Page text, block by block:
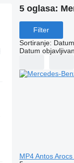
5 oglasa:
Filter
Sortiranje:
Datum
MP4 Antos